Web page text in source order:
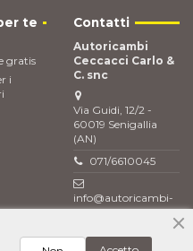
te
gratis
i
Contatti
Autoricambi
Ceccacci Carlo &
C. snc
Via Guidi, 12/2 -
60019 Senigallia
(AN)
071/6610045
info@autoricambi-
ceccacci.it